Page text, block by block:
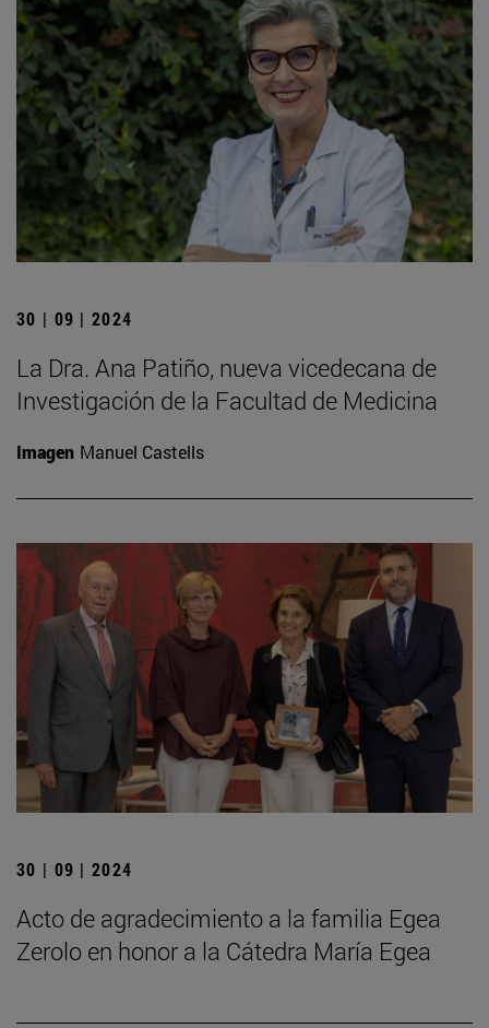
30 | 09 | 2024
La Dra. Ana Patiño, nueva vicedecana de
Investigación de la Facultad de Medicina
Imagen Manuel Castells
30 | 09 | 2024
Acto de agradecimiento a la familia Egea
Zerolo en honor a la Cátedra María Egea